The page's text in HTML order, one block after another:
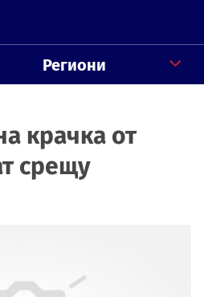
Региони
крачка от
срещу